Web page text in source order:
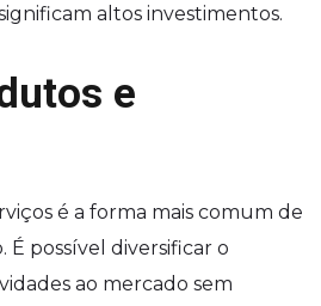
altos investimentos.
e
é a forma mais comum de
É possível diversificar o
ao mercado sem